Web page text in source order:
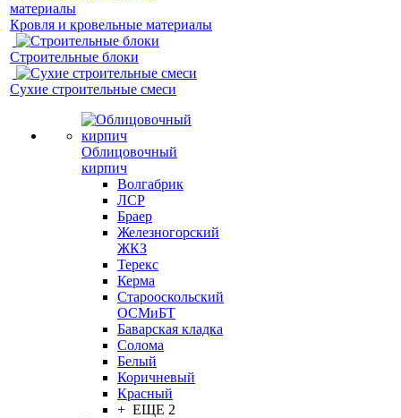
Кровля и кровельные материалы
Строительные блоки
Сухие строительные смеси
Облицовочный
кирпич
Волгабрик
ЛСР
Браер
Железногорский
ЖКЗ
Терекс
Керма
Старооскольский
ОСМиБТ
Баварская кладка
Солома
Белый
Коричневый
Красный
+ ЕЩЕ 2